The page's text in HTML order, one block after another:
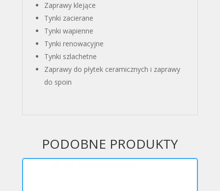
Zaprawy klejące
Tynki zacierane
Tynki wapienne
Tynki renowacyjne
Tynki szlachetne
Zaprawy do płytek ceramicznych i zaprawy
do spoin
PODOBNE PRODUKTY